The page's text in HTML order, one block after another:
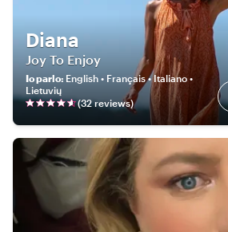
Diana
Joy To Enjoy
Io parlo: English • Français • Italiano •
Lietuvių
(32reviews)